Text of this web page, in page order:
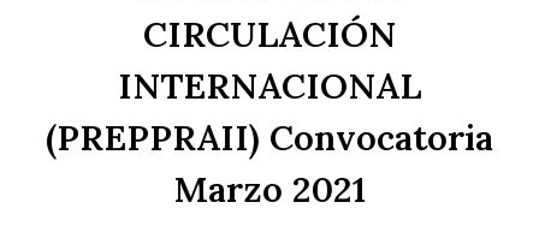
CIRCULACIÓN
INTERNACIONAL
(PREPPRAII) Convocatoria
Marzo 2021